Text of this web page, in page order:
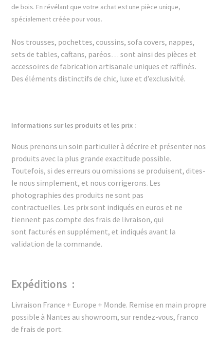
de bois. En révélant que votre achat est une pièce unique,
spécialement créée pour vous.
Nos trousses, pochettes, coussins, sofa covers, nappes,
sets de tables, caftans, paréos… sont ainsi des pièces et
accessoires de fabrication artisanale uniques et raffinés.
Des éléments distinctifs de chic, luxe et d’exclusivité.
Informations sur les produits et les prix :
Nous prenons un soin particulier à décrire et présenter nos
produits avec la plus grande exactitude possible.
Toutefois, si des erreurs ou omissions se produisent, dites-
le nous simplement, et nous corrigerons. Les
photographies des produits ne sont pas
contractuelles. Les prix sont indiqués en euros et ne
tiennent pas compte des frais de livraison, qui
sont facturés en supplément, et indiqués avant la
validation de la commande.
Expéditions :
Livraison France + Europe + Monde. Remise en main propre
possible à Nantes au showroom, sur rendez-vous, franco
de frais de port.